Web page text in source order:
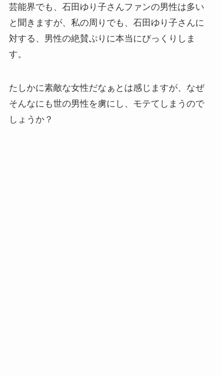
芸能界でも、石田ゆり子さんファンの男性は多い
と聞きますが、私の周りでも、石田ゆり子さんに
対する、男性の絶賛ぷりに本当にびっくりしま
す。
たしかに素敵な女性だなぁとは感じますが、なぜ
そんなにも世の男性を虜にし、モテてしまうので
しょうか？